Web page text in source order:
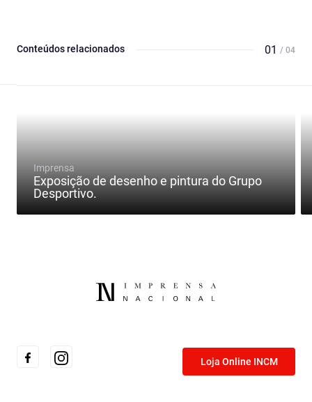
Conteúdos relacionados 01 / 04
Imprensa
Exposição de desenho e pintura do Grupo
Desportivo.
Loja Online INCM